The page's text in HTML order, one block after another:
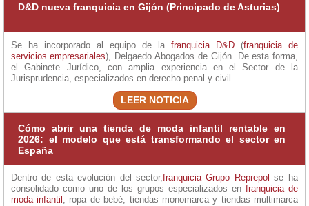
D&D nueva franquicia en Gijón (Principado de Asturias)
Se ha incorporado al equipo de la franquicia D&D (franquicia de
servicios empresariales), Delgaedo Abogados de Gijón. De esta forma,
el Gabinete Jurídico, con amplia experiencia en el Sector de la
Jurisprudencia, especializados en derecho penal y civil.
LEER NOTICIA
Cómo abrir una tienda de moda infantil rentable en
2026: el modelo que está transformando el sector en
España
Dentro de esta evolución del sector, franquicia Grupo Reprepol se ha
consolidado como uno de los grupos especializados en franquicia de
moda infantil
, ropa de bebé, tiendas monomarca y tiendas multimarca